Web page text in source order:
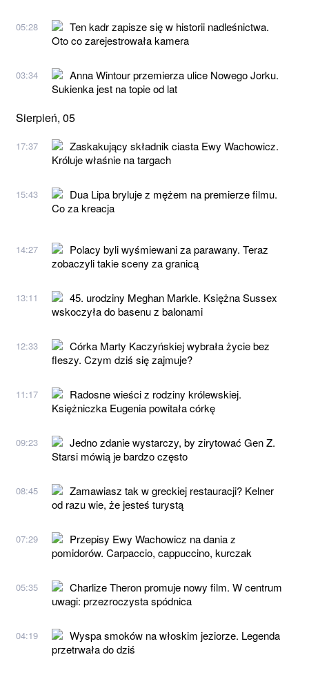
05:28
Ten kadr zapisze się w historii nadleśnictwa.
Oto co zarejestrowała kamera
03:34
Anna Wintour przemierza ulice Nowego Jorku.
Sukienka jest na topie od lat
Sierpień, 05
17:37
Zaskakujący składnik ciasta Ewy Wachowicz.
Króluje właśnie na targach
15:43
Dua Lipa bryluje z mężem na premierze filmu.
Co za kreacja
14:27
Polacy byli wyśmiewani za parawany. Teraz
zobaczyli takie sceny za granicą
13:11
45. urodziny Meghan Markle. Księżna Sussex
wskoczyła do basenu z balonami
12:33
Córka Marty Kaczyńskiej wybrała życie bez
fleszy. Czym dziś się zajmuje?
11:17
Radosne wieści z rodziny królewskiej.
Księżniczka Eugenia powitała córkę
09:23
Jedno zdanie wystarczy, by zirytować Gen Z.
Starsi mówią je bardzo często
08:45
Zamawiasz tak w greckiej restauracji? Kelner
od razu wie, że jesteś turystą
07:29
Przepisy Ewy Wachowicz na dania z
pomidorów. Carpaccio, cappuccino, kurczak
05:35
Charlize Theron promuje nowy film. W centrum
uwagi: przezroczysta spódnica
04:19
Wyspa smoków na włoskim jeziorze. Legenda
przetrwała do dziś